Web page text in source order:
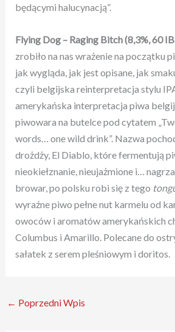
będącymi halucynacją”.
Flying Dog – Raging Bitch(8,3%, 60
zrobiło na nas wrażenie na początku
jak wygląda, jak jest opisane, jak
czyli belgijska reinterpretacja stylu
amerykańska interpretacja piwa
piwowara na butelce pod cytatem
words… one wild drink”. Nazwa
drożdży, El Diablo, które fermentują
nieokiełznanie, nieujażmione i…
browar, po polsku robi się z tego
wyraźne piwo pełne nut karmelu od
owoców i aromatów amerykańskich
Columbus i Amarillo. Polecane do
sałatek z serem pleśniowym i doritos.
← Poprzedni Wpis